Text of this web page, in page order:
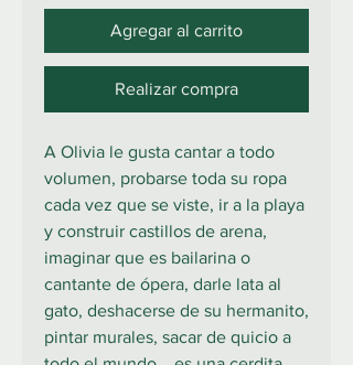
Agregar al carrito
Realizar compra
A Olivia le gusta cantar a todo
volumen, probarse toda su ropa
cada vez que se viste, ir a la playa
y construir castillos de arena,
imaginar que es bailarina o
cantante de ópera, darle lata al
gato, deshacerse de su hermanito,
pintar murales, sacar de quicio a